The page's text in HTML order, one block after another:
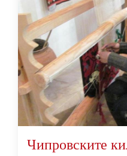
Чипровските